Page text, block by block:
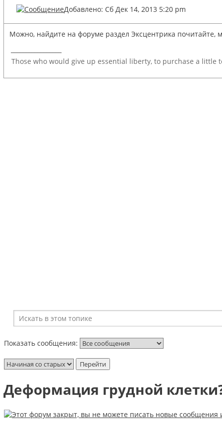
Добавлено: Сб Дек 14, 2013 5:20 pm
Можно, найдите на форуме раздел Эксцентрика почитайте,
Those who would give up essential liberty, to purchase a
Показать сообщения:
Деформация грудной